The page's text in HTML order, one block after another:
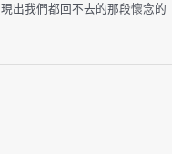
出我們都回不去的那段懷念的